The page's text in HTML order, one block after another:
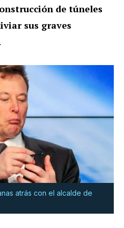
de túneles
sus graves
.
atrás con el alcalde de